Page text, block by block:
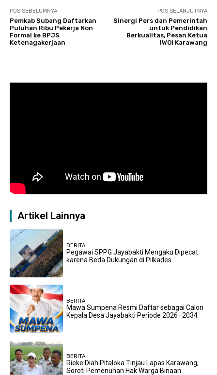
POS SEBELUMNYA
Pemkab Subang Daftarkan
Puluhan Ribu Pekerja Non
Formal ke BPJS
Ketenagakerjaan
POS SELANJUTNYA
Sinergi Pers dan Pemerintah
untuk Pendidikan
Berkualitas, Pesan Ketua
IWOI Karawang
Artikel Lainnya
BERITA
Pegawai SPPG Jayabakti Mengaku Dipecat
karena Beda Dukungan di Pilkades
BERITA
Mawa Sumpena Resmi Daftar sebagai Calon
Kepala Desa Jayabakti Periode 2026–2034
BERITA
Rieke Diah Pitaloka Tinjau Lapas Karawang,
Soroti Pemenuhan Hak Warga Binaan